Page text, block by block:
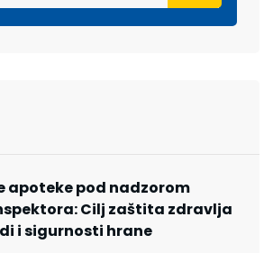
apoteke pod nadzorom
Cilj zaštita zdravlja
i sigurnosti hrane